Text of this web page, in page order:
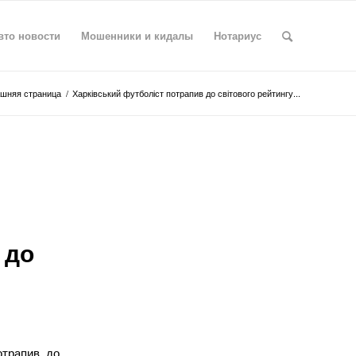
новости Мошенники и кидалы Нотариус
страница / Харківський футболіст потрапив до світового рейтингу...
до
до